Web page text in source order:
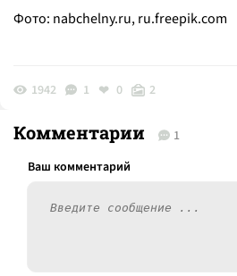
Фото: nabchelny.ru,ru.freepik.com
1942 1 0 2
Комментарии 1